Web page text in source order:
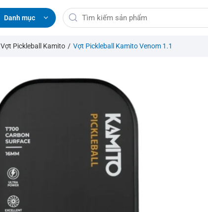
Danh mục
Tìm
kiếm:
Vợt Pickleball Kamito / Vợt Pickleball Kamito Venom 1.1